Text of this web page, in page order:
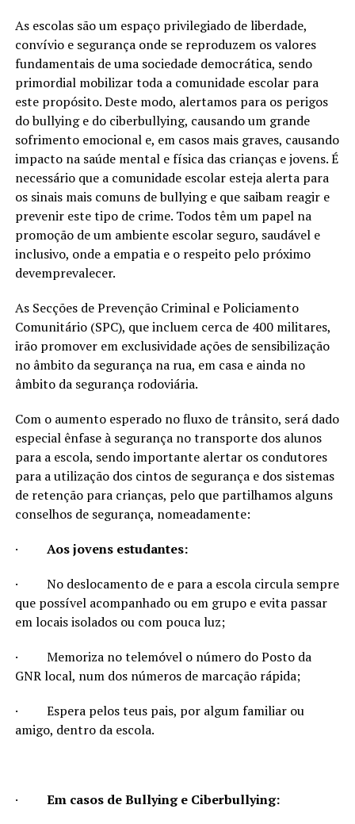
As escolas são um espaço privilegiado de liberdade,
convívio e segurança onde se reproduzem os valores
fundamentais de uma sociedade democrática, sendo
primordial mobilizar toda a comunidade escolar para
este propósito. Deste modo, alertamos para os perigos
do bullying e do ciberbullying, causando um grande
sofrimento emocional e, em casos mais graves, causando
impacto na saúde mental e física das crianças e jovens. É
necessário que a comunidade escolar esteja alerta para
os sinais mais comuns de bullying e que saibam reagir e
prevenir este tipo de crime. Todos têm um papel na
promoção de um ambiente escolar seguro, saudável e
inclusivo, onde a empatia e o respeito pelo próximo
devemprevalecer.
As Secções de Prevenção Criminal e Policiamento
Comunitário (SPC), que incluem cerca de 400 militares,
irão promover em exclusividade ações de sensibilização
no âmbito da segurança na rua, em casa e ainda no
âmbito da segurança rodoviária.
Com o aumento esperado no fluxo de trânsito, será dado
especial ênfase à segurança no transporte dos alunos
para a escola, sendo importante alertar os condutores
para a utilização dos cintos de segurança e dos sistemas
de retenção para crianças, pelo que partilhamos alguns
conselhos de segurança, nomeadamente:
· Aos jovens estudantes:
· No deslocamento de e para a escola circula sempre
que possível acompanhado ou em grupo e evita passar
em locais isolados ou com pouca luz;
· Memoriza no telemóvel o número do Posto da
GNR local, num dos números de marcação rápida;
· Espera pelos teus pais, por algum familiar ou
amigo, dentro da escola.
· Em casos de Bullying e Ciberbullying: